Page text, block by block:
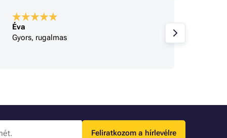
Éva
Gyors, rugalmas
Feliratkozom a hírlevélre